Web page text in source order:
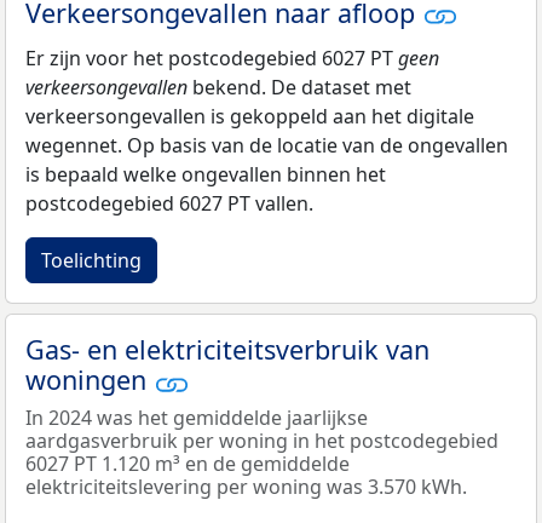
Verkeersongevallen naar afloop
Er zijn voor het postcodegebied 6027 PTgeen
verkeersongevallen bekend. De dataset met
verkeersongevallen is gekoppeld aan het digitale
wegennet. Op basis van de locatie van de ongevallen
is bepaald welke ongevallen binnen het
postcodegebied 6027 PT vallen.
Toelichting
Gas- en elektriciteitsverbruik van
woningen
In 2024 was het gemiddelde jaarlijkse
aardgasverbruik per woning in het postcodegebied
6027 PT 1.120 m³ en de gemiddelde
elektriciteitslevering per woning was 3.570 kWh.